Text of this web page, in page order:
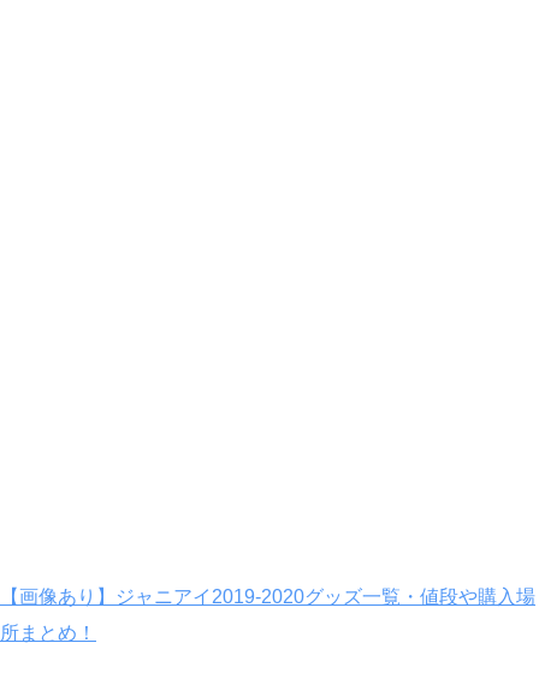
【画像あり】ジャニアイ2019-2020グッズ一覧・値段や購入場
所まとめ！